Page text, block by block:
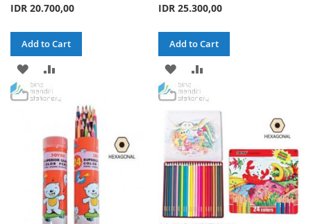
IDR 20.700,00
Add to Cart
ADD
TO
LIST
COMPARE
IDR 25.300,00
Add to Cart
ADD
TO
WISH
LIST
COMPARE